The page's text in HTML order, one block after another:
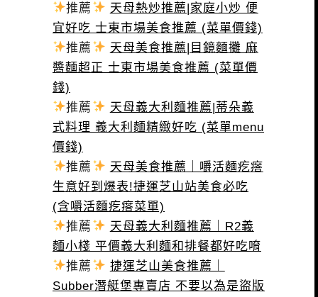
推薦
天母熱炒推薦|家庭小炒 便
宜好吃 士東市場美食推薦 (菜單價錢)
推薦
天母美食推薦|目鏡麵攤 麻
醬麵超正 士東市場美食推薦 (菜單價
錢)
推薦
天母義大利麵推薦|蒂朵義
式料理 義大利麵精緻好吃 (菜單menu
價錢)
推薦
天母美食推薦｜嚼活麵疙瘩
生意好到爆表!捷運芝山站美食必吃
(含嚼活麵疙瘩菜單)
推薦
天母義大利麵推薦｜R2義
麵小棧 平價義大利麵和排餐都好吃唷
推薦
捷運芝山美食推薦｜
Subber潛艇堡專賣店 不要以為是盜版